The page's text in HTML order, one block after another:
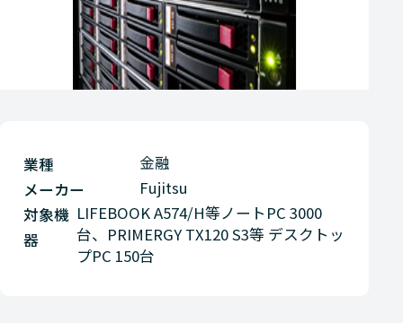
業種
金融
メーカー
Fujitsu
対象機
器
LIFEBOOK A574/H等ノートPC 3000
台、PRIMERGY TX120 S3等 デスクトッ
プPC 150台